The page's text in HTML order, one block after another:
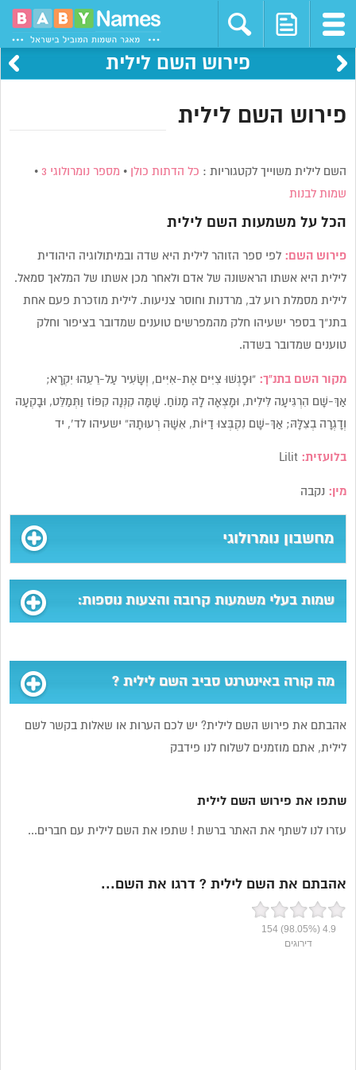
פירוש השם לילית
פירוש השם לילית
השם לילית משוייך לקטגוריות : כל הדתות כולן • מספר נומרולוגי 3 •
שמות לבנות
הכל על משמעות השם לילית
פירוש השם: לפי ספר הזוהר לילית היא שדה ובמיתולוגיה היהודית
לילית היא אשתו הראשונה של אדם ולאחר מכן אשתו של המלאך סמאל.
לילית מסמלת רוע לב, מרדנות וחוסר צניעות. לילית מוזכרת פעם אחת
בתנ”ך בספר ישעיהו חלק מהמפרשים טוענים שמדובר בציפור וחלק
טוענים שמדובר בשדה.
מקור השם בתנ”ך:“וּפָגְשׁוּ צִיִּים אֶת-אִיִּים, וְשָׂעִיר עַל-רֵעֵהוּ יִקְרָא;
אַךְ-שָׁם הִרְגִּיעָה לִּילִית, וּמָצְאָה לָהּ מָנוֹחַ. שָׁמָּה קִנְּנָה קִפּוֹז וַתְּמַלֵּט, וּבָקְעָה
וְדָגְרָה בְצִלָּהּ; אַךְ-שָׁם נִקְבְּצוּ דַיּוֹת, אִשָּׁה רְעוּתָהּ” ישעיהו לד’, יד
בלועזית: Lilit
מין: נקבה
מחשבון נומרולוגי
שמות בעלי משמעות קרובה והצעות נוספות:
מה קורה באינטרנט סביב השם לילית ?
אהבתם את פירוש השם לילית? יש לכם הערות או שאלות בקשר לשם
לילית, אתם מוזמנים לשלוח לנו פידבק
שתפו את פירוש השם לילית
עזרו לנו לשתף את האתר ברשת ! שתפו את השם לילית עם חברים...
אהבתם את השם לילית ? דרגו את השם...
4.9
(98.05%)
154
דירוגים